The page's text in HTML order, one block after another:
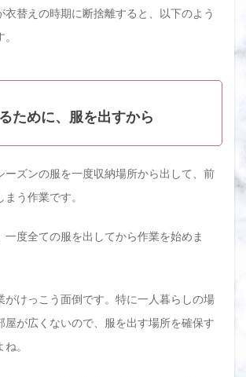
衣替えの時期に断捨離すると、以下のよう
ために、服を出すから
ーズンの服を一度収納場所から出して、前
う作業です。
一度全ての服を出してから作業を始めま
がけっこう面倒です。特に一人暮らしの場
屋が広くないので、服を出す場所を確保す
。